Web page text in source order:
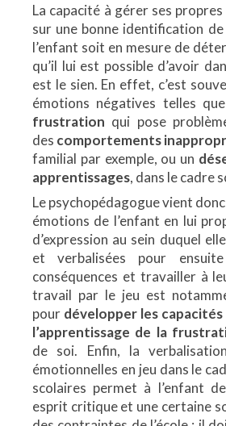
La capacité à gérer ses
sur une bonne identification
l’enfant soit en mesure de
qu’il lui est possible d’avoir
est le sien. En effet, c’est
émotions négatives telles
frustration qui pose
des comportements
familial par exemple, ou un
apprentissages, dans le cadre
Le psychopédagogue vient
émotions de l’enfant en lui
d’expression au sein duquel
et verbalisées pour
conséquences et travailler à
travail par le jeu est
pour développer les
l’apprentissage de la
de soi. Enfin, la
émotionnelles en jeu dans le
scolaires permet à l’enfant
esprit critique et une certaine